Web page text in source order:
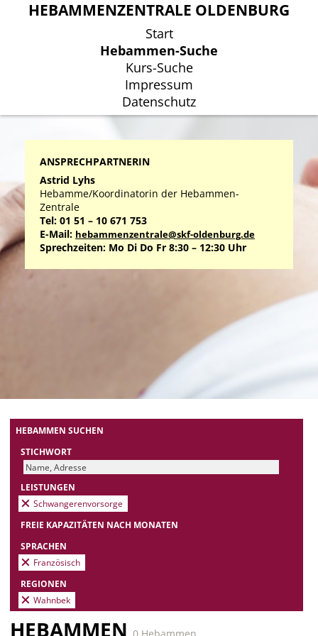
HEBAMMENZENTRALE OLDENBURG
Start
Hebammen-Suche
Kurs-Suche
Impressum
Datenschutz
HEBAMMENZENTRALE OLDENBURG
Start
Hebammen-Suche
Kurs-Suche
Impressum
Datenschutz
ANSPRECHPARTNERIN
Astrid Lyhs
Hebamme/Koordinatorin der Hebammen-
Zentrale
Tel: 01 51 – 10 671 753
E-Mail: hebammenzentrale@skf-oldenburg.de
Sprechzeiten: Mo Di Do Fr 8:30 – 12:30 Uhr
HEBAMMEN SUCHEN
STICHWORT
LEISTUNGEN
Schwangerenvorsorge
FREIE KAPAZITÄTEN NACH MONATEN
SPRACHEN
Französisch
REGIONEN
Wahnbek
HEBAMMEN